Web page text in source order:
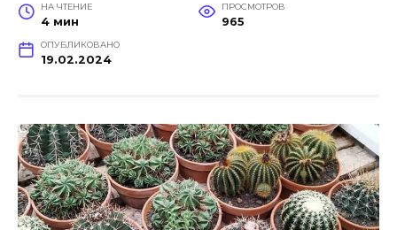
НА ЧТЕНИЕ
4 мин
ПРОСМОТРОВ
965
ОПУБЛИКОВАНО
19.02.2024